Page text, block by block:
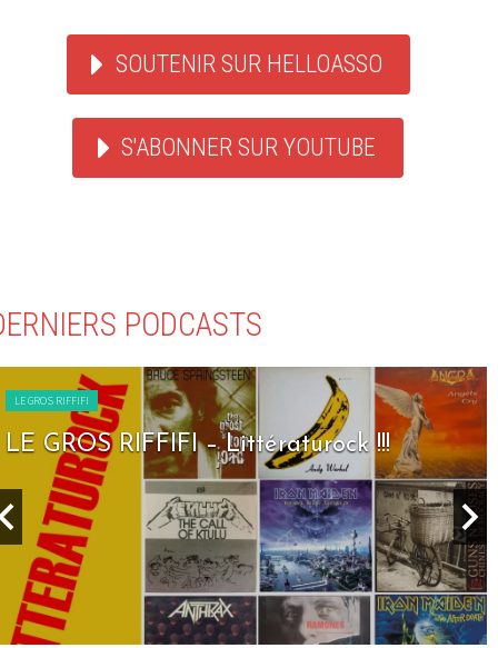
SOUTENIR SUR HELLOASSO
S'ABONNER SUR YOUTUBE
PODCASTS
LE GROS RIFFIFI
LE GROS RIFFIFI – Seven Days To